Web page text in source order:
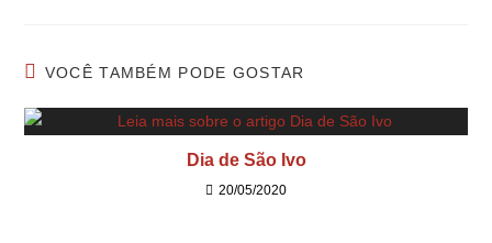
VOCÊ TAMBÉM PODE GOSTAR
Dia de São Ivo
20/05/2020